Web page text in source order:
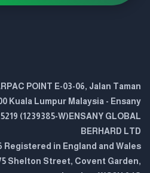
POINT E-03-06, Jalan Taman
Kuala Lumpur Malaysia - Ensany
(1239385-W)ENSANY GLOBAL
BERHARD LTD
Registered in England and Wales
Shelton Street, Covent Garden,